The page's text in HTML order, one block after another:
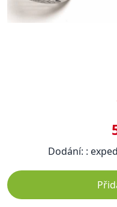
Dodání: :